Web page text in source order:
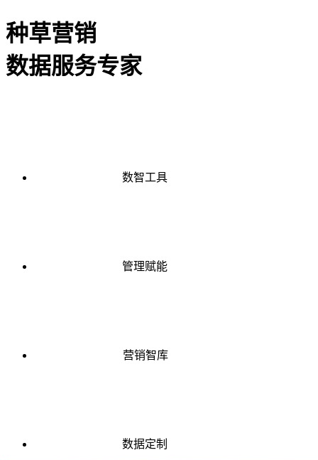
种草营销
数据服务专家
数智工具
管理赋能
营销智库
数据定制